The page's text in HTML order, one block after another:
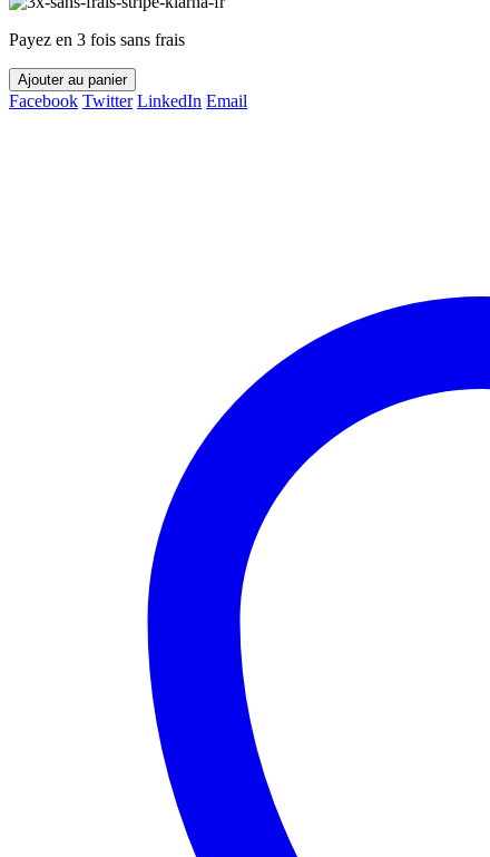
Payez en 3 fois sans frais
Ajouter au panier
Facebook Twitter LinkedIn Email